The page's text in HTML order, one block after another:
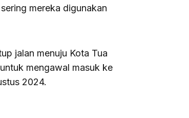
mereka digunakan
jalan menuju Kota Tua
mengawal masuk ke
2024.